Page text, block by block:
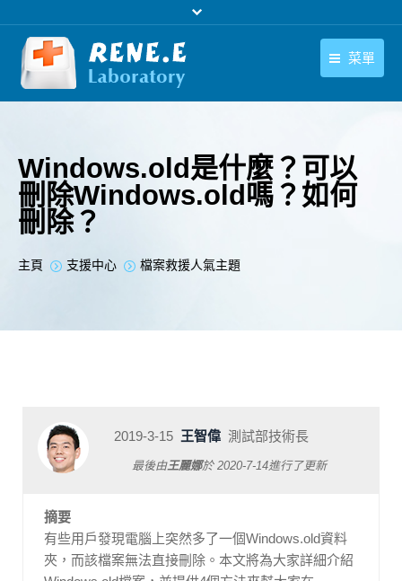
菜單
下載中心
購買
支援中心
Windows.old是什麼？可以
刪除Windows.old嗎？如何
刪除？
您在此处：
主頁 支援中心 檔案救援人氣主題
2019-3-15 王智偉 測試部技術長
最後由王麗娜於2020-7-14進行了更新
摘要
有些用戶發現電腦上突然多了一個Windows.old資料
夾，而該檔案無法直接刪除。本文將為大家詳細介紹